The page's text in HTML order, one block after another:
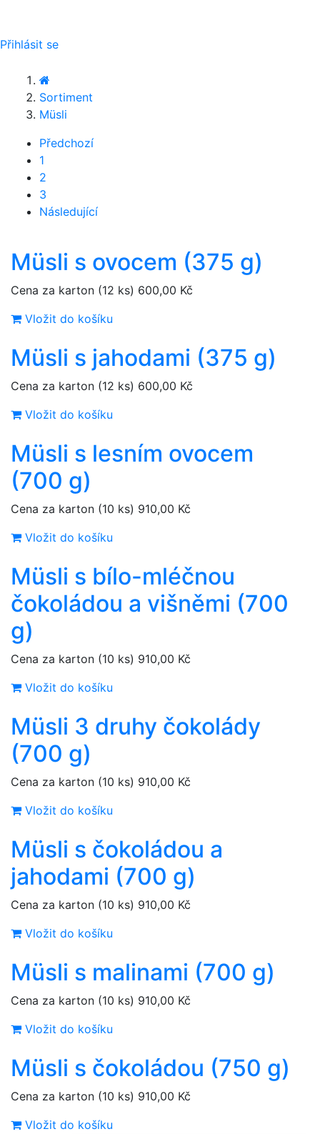
Přihlásit se
Sortiment
Müsli
Předchozí
1
2
3
Následující
Müsli s ovocem (375 g)
Cena za karton (12 ks) 600,00 Kč
Vložit do košíku
Müsli s jahodami (375 g)
Cena za karton (12 ks) 600,00 Kč
Vložit do košíku
Müsli s lesním ovocem
(700 g)
Cena za karton (10 ks) 910,00 Kč
Vložit do košíku
Müsli s bílo-mléčnou
čokoládou a višněmi (700
g)
Cena za karton (10 ks) 910,00 Kč
Vložit do košíku
Müsli 3 druhy čokolády
(700 g)
Cena za karton (10 ks) 910,00 Kč
Vložit do košíku
Müsli s čokoládou a
jahodami (700 g)
Cena za karton (10 ks) 910,00 Kč
Vložit do košíku
Müsli s malinami (700 g)
Cena za karton (10 ks) 910,00 Kč
Vložit do košíku
Müsli s čokoládou (750 g)
Cena za karton (10 ks) 910,00 Kč
Vložit do košíku